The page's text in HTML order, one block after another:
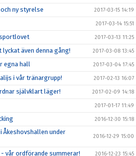
ny styrelse 2017-03-15 14:19
2017-03-14 15:51
2017-03-13 11:25
även denna gång! 2017-03-08 13:45
egna hall 2017-03-04 17:45
i vår tränargrupp! 2017-02-13 16:07
självklart läger! 2017-02-09 14:18
2017-01-17 11:49
2016-12-30 15:18
under
2016-12-29 15:00
vår ordförande summerar! 2016-12-23 15:45